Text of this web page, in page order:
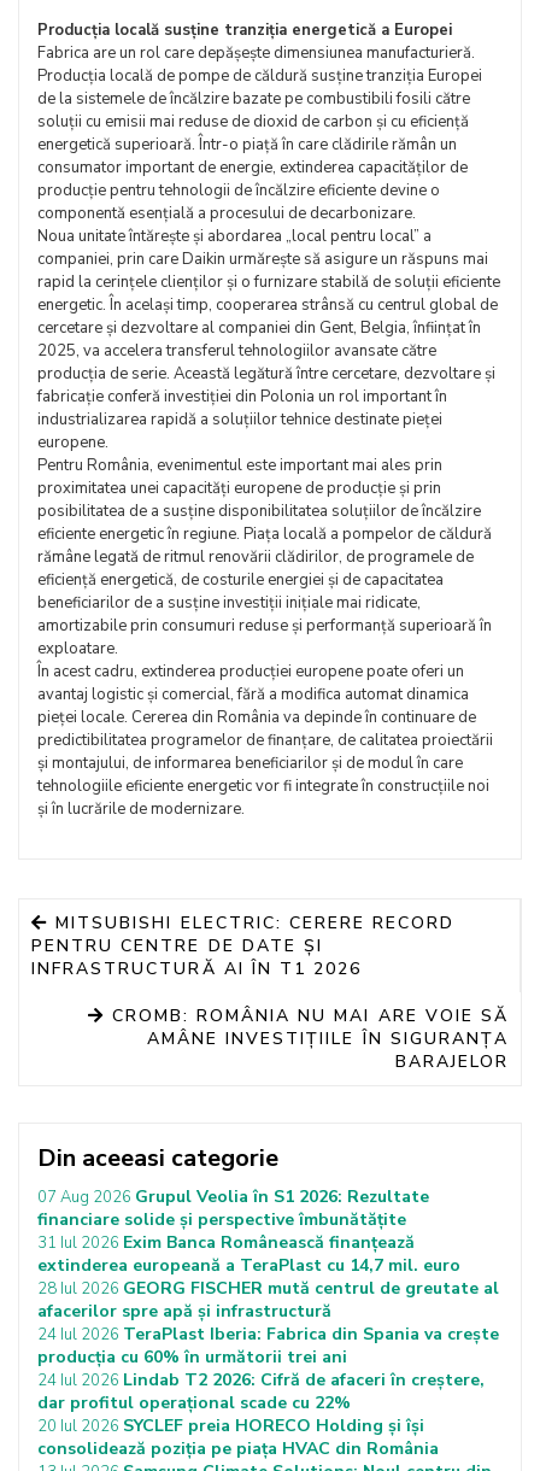
Producția locală susține tranziția energetică a Europei
Fabrica are un rol care depășește dimensiunea manufacturieră.
Producția locală de pompe de căldură susține tranziția Europei
de la sistemele de încălzire bazate pe combustibili fosili către
soluții cu emisii mai reduse de dioxid de carbon și cu eficiență
energetică superioară. Într-o piață în care clădirile rămân un
consumator important de energie, extinderea capacităților de
producție pentru tehnologii de încălzire eficiente devine o
componentă esențială a procesului de decarbonizare.
Noua unitate întărește și abordarea „local pentru local” a
companiei, prin care Daikin urmărește să asigure un răspuns mai
rapid la cerințele clienților și o furnizare stabilă de soluții eficiente
energetic. În același timp, cooperarea strânsă cu centrul global de
cercetare și dezvoltare al companiei din Gent, Belgia, înființat în
2025, va accelera transferul tehnologiilor avansate către
producția de serie. Această legătură între cercetare, dezvoltare și
fabricație conferă investiției din Polonia un rol important în
industrializarea rapidă a soluțiilor tehnice destinate pieței
europene.
Pentru România, evenimentul este important mai ales prin
proximitatea unei capacități europene de producție și prin
posibilitatea de a susține disponibilitatea soluțiilor de încălzire
eficiente energetic în regiune. Piața locală a pompelor de căldură
rămâne legată de ritmul renovării clădirilor, de programele de
eficiență energetică, de costurile energiei și de capacitatea
beneficiarilor de a susține investiții inițiale mai ridicate,
amortizabile prin consumuri reduse și performanță superioară în
exploatare.
În acest cadru, extinderea producției europene poate oferi un
avantaj logistic și comercial, fără a modifica automat dinamica
pieței locale. Cererea din România va depinde în continuare de
predictibilitatea programelor de finanțare, de calitatea proiectării
și montajului, de informarea beneficiarilor și de modul în care
tehnologiile eficiente energetic vor fi integrate în construcțiile noi
și în lucrările de modernizare.
MITSUBISHI ELECTRIC: CERERE RECORD
PENTRU CENTRE DE DATE ȘI
INFRASTRUCTURĂ AI ÎN T1 2026
CROMB: ROMÂNIA NU MAI ARE VOIE SĂ
AMÂNE INVESTIȚIILE ÎN SIGURANȚA
BARAJELOR
Din aceeasi categorie
07 Aug 2026 Grupul Veolia în S1 2026: Rezultate
financiare solide și perspective îmbunătățite
31 Iul 2026 Exim Banca Românească finanțează
extinderea europeană a TeraPlast cu 14,7 mil. euro
28 Iul 2026 GEORG FISCHER mută centrul de greutate al
afacerilor spre apă și infrastructură
24 Iul 2026 TeraPlast Iberia: Fabrica din Spania va crește
producția cu 60% în următorii trei ani
24 Iul 2026 Lindab T2 2026: Cifră de afaceri în creștere,
dar profitul operațional scade cu 22%
20 Iul 2026 SYCLEF preia HORECO Holding și își
consolidează poziția pe piața HVAC din România